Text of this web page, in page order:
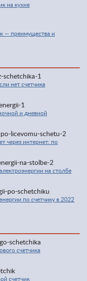
на кухне
— преимущества и
нет счетчика
и дневной
через интернет: по
на столбе
по счетчику в 2022
счетчика
счетчик